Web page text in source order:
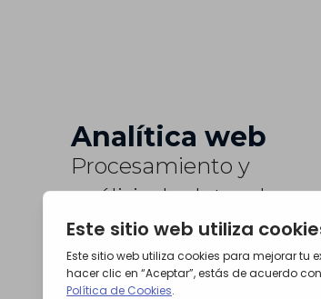
Analítica web
Procesamiento y
análisis de datos de
tráfico web para
evaluar el
comportamiento de